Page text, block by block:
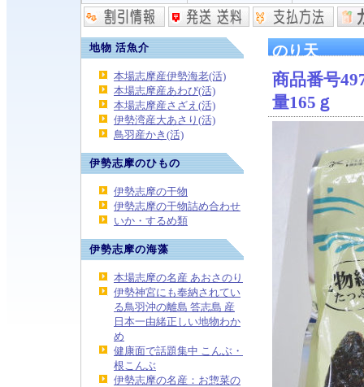
地物 活魚介
本場志摩産伊勢海老(活)
本場志摩産あわび(活)
本場志摩産さざえ(活)
伊勢湾産大あさり(活)
鳥羽産かき(活)
伊勢志摩のひもの
伊勢志摩の干物
伊勢志摩の干物詰め合わせ
いか・するめ類
伊勢志摩の海藻
本場志摩の名産 あおさのり
伊勢神宮にも奉納されてい
る鳥羽沖の離島 答志島 産
日本一由緒正しい地物わか
め
健康面で話題集中 こんぶ・
根こんぶ
伊勢志摩の名産：お惣菜の
のり天
商品番号
量165ｇ